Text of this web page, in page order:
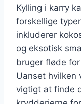
Kylling i karry
forskellige
inkluderer
og eksotisk
bruger fløde
Uanset hvilken
vigtigt at finde